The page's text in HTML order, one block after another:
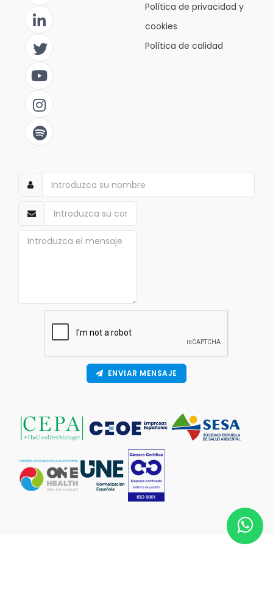
Política de privacidad y
cookies
Política de calidad
ENVIAR MENSAJE